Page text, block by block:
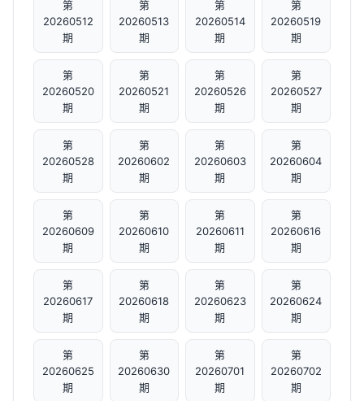
第
20260512
期
第
20260513
期
第
20260514
期
第
20260519
期
第
20260520
期
第
20260521
期
第
20260526
期
第
20260527
期
第
20260528
期
第
20260602
期
第
20260603
期
第
20260604
期
第
20260609
期
第
20260610
期
第
20260611
期
第
20260616
期
第
20260617
期
第
20260618
期
第
20260623
期
第
20260624
期
第
20260625
期
第
20260630
期
第
20260701
期
第
20260702
期